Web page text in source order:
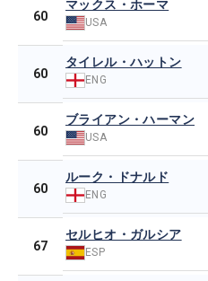
60
マックス・ホーマ
USA
60
タイレル・ハットン
ENG
60
ブライアン・ハーマン
USA
60
ルーク・ドナルド
ENG
67
セルヒオ・ガルシア
ESP